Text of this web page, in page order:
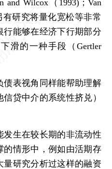
and Wilcox（1993)；Van
有研究将量化宽松等非常
能够在经济下行期部分
滑的一种手段（Gertler
表视角同样能帮助理解
贷中介的系统性挤兑）
生在较长期的非流动性
的情形中，例如由活期存
研究分析过这样的融资